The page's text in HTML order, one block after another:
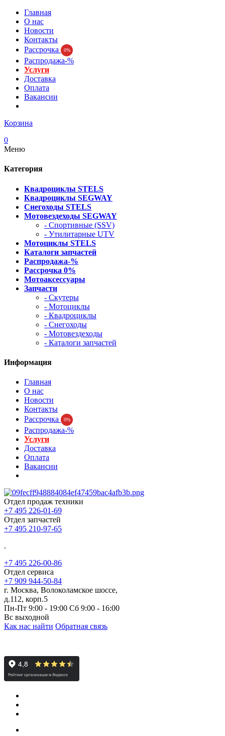
Главная
О нас
Новости
Контакты
Рассрочка
0%
Распродажа-%
Услуги
Доставка
Оплата
Вакансии
Корзина
0
Меню
Категория
Квадроциклы STELS
Квадроциклы SEGWAY
Снегоходы STELS
Мотовездеходы SEGWAY
- Спортивные (SSV)
- Утилитарные UTV
Мотоциклы STELS
Каталоги запчастей
Распродажа-%
Рассрочка 0%
Мотоаксессуары
Запчасти
- Скутеры
- Мотоциклы
- Квадроциклы
- Снегоходы
- Мотовездеходы
- Каталоги запчастей
Информация
Главная
О нас
Новости
Контакты
Рассрочка
0%
Распродажа-%
Услуги
Доставка
Оплата
Вакансии
Отдел продаж техники
+7 495 226-01-69
Отдел запчастей
+7 495 210-97-65
.
+7 495 226-00-86
Отдел сервиса
+7 909 944-50-84
г. Москва, Волоколамское шоссе,
д.112, корп.5
Пн-Пт 9:00 - 19:00 Сб 9:00 - 16:00
Вс выходной
Как нас найти Обратная связь